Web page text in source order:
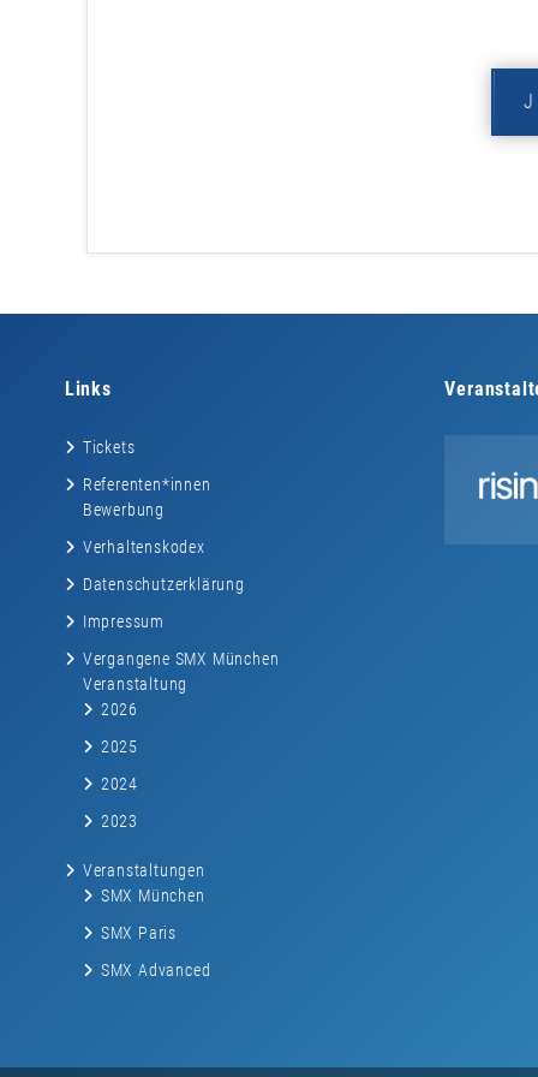
Links
Tickets
Referenten*innen
Bewerbung
Verhaltenskodex
Datenschutzerklärung
Impressum
Vergangene SMX München
Veranstaltung
2026
2025
2024
2023
Veranstaltungen
SMX München
SMX Paris
SMX Advanced